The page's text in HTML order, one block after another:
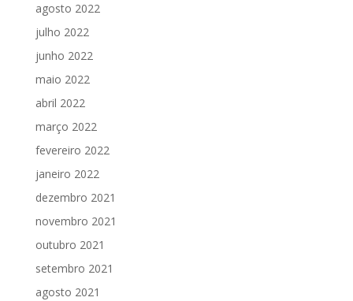
agosto 2022
julho 2022
junho 2022
maio 2022
abril 2022
março 2022
fevereiro 2022
janeiro 2022
dezembro 2021
novembro 2021
outubro 2021
setembro 2021
agosto 2021